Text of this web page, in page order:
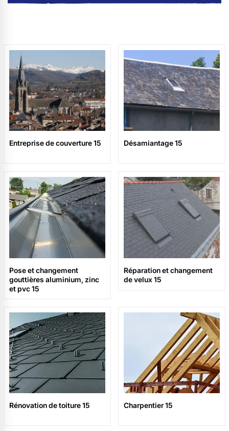
Entreprise de couverture 15 Désamiantage 15
Pose et changement
gouttières aluminium, zinc
et pvc 15
Réparation et changement
de velux 15
Rénovation de toiture 15 Charpentier 15